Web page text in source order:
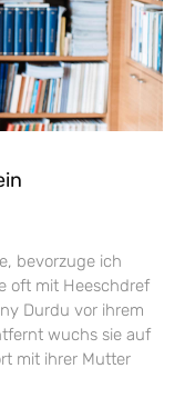
bevorzuge ich
oft mit Heeschdref
Durdu vor ihrem
wuchs sie auf
mit ihrer Mutter